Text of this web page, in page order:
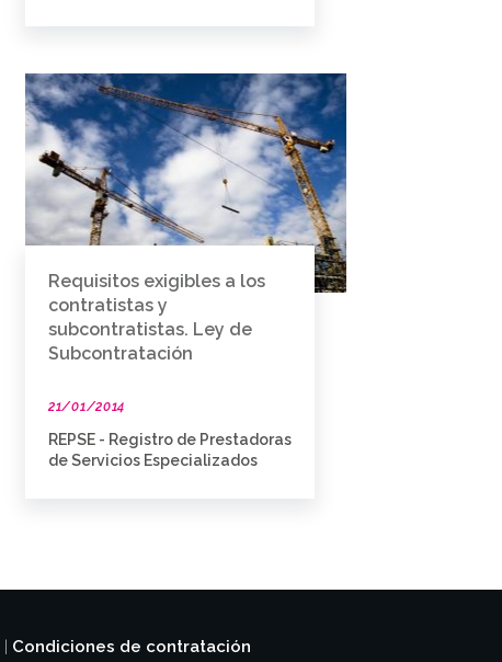
Requisitos exigibles a los
contratistas y
subcontratistas. Ley de
Subcontratación
21/01/2014
REPSE - Registro de Prestadoras
de Servicios Especializados
Condiciones de contratación